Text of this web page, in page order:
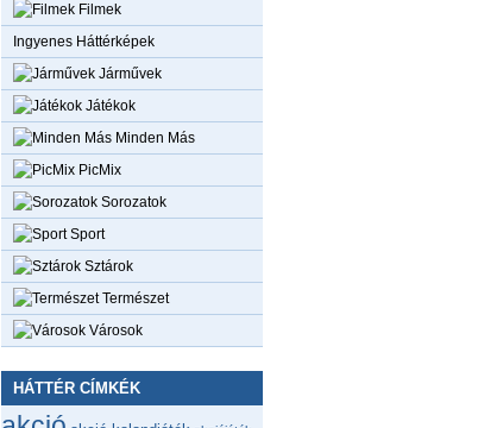
Filmek
Ingyenes Háttérképek
Járművek
Játékok
Minden Más
PicMix
Sorozatok
Sport
Sztárok
Természet
Városok
HÁTTÉR CÍMKÉK